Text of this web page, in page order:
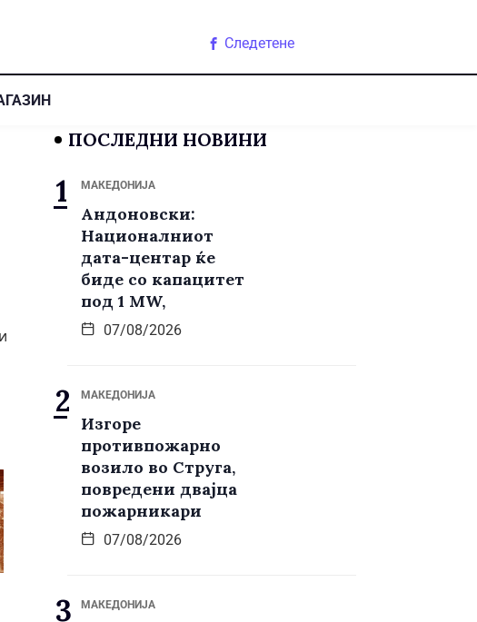
Следетене
ПОСЛЕДНИ НОВИНИ
МАКЕДОНИЈА
Андоновски:
Националниот
дата-центар ќе
биде со капацитет
под 1 MW,
07/08/2026
МАКЕДОНИЈА
Изгоре
противпожарно
возило во Струга,
повредени двајца
пожарникари
07/08/2026
МАКЕДОНИЈА